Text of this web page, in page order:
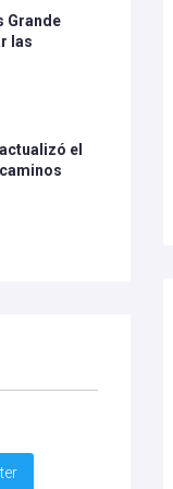
Grande
las
el